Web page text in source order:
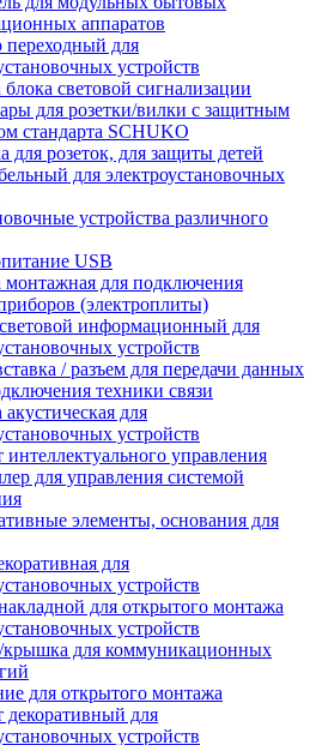
аппаратов
переходный для
устройств
световой сигнализации
для розетки/вилки с защитным
стандарта SCHUKO
для розеток, для защиты детей
для электроустановочных
устройства различного
USB
монтажная для подключения
(электроплиты)
информационный для
устройств
/ разъем для передачи данных
техники связи
для
устройств
управления
для управления системой
элементы, основания для
для
устройств
для открытого монтажа
устройств
крышка для коммуникационных
для открытого монтажа
декоративный для
устройств